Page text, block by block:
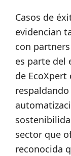
Casos de
evidencian
con
es parte del
de EcoXpert
sector que
reconocida